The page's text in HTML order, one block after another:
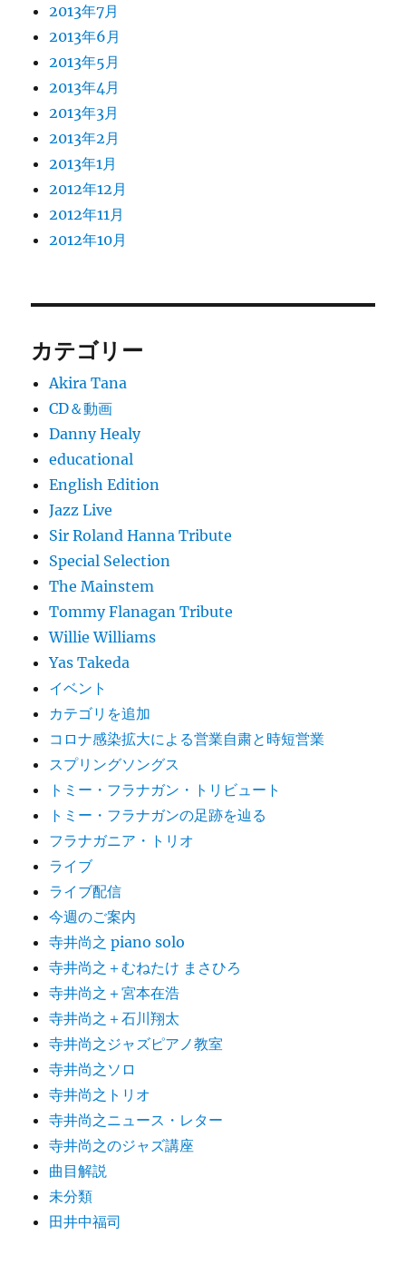
2013年7月
2013年6月
2013年5月
2013年4月
2013年3月
2013年2月
2013年1月
2012年12月
2012年11月
2012年10月
カテゴリー
Akira Tana
CD＆動画
Danny Healy
educational
English Edition
Jazz Live
Sir Roland Hanna Tribute
Special Selection
The Mainstem
Tommy Flanagan Tribute
Willie Williams
Yas Takeda
イベント
カテゴリを追加
コロナ感染拡大による営業自粛と時短営業
スプリングソングス
トミー・フラナガン・トリビュート
トミー・フラナガンの足跡を辿る
フラナガニア・トリオ
ライブ
ライブ配信
今週のご案内
寺井尚之 piano solo
寺井尚之＋むねたけ まさひろ
寺井尚之＋宮本在浩
寺井尚之＋石川翔太
寺井尚之ジャズピアノ教室
寺井尚之ソロ
寺井尚之トリオ
寺井尚之ニュース・レター
寺井尚之のジャズ講座
曲目解説
未分類
田井中福司